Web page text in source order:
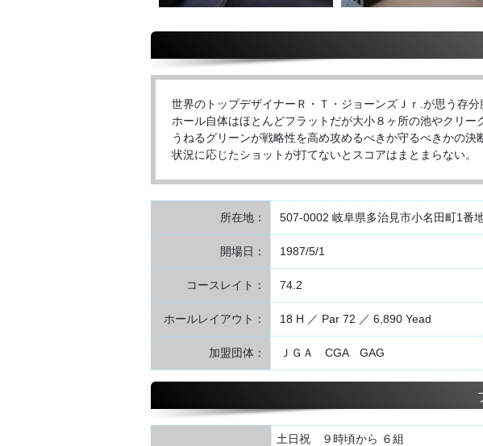
世界のトップデザイナーＲ・Ｔ・ジョーンズＪｒ.が思う存分
ホール自体はほとんどフラットだが大小８ヶ所の池やクリー
うねるグリーンが戦略性を高め攻めるべきか守るべきかの決
状況に応じたショットが打てないとスコアはまとまらない。
所在地： 507-0002 岐阜県多治見市小名田町1番
開場日： 1987/5/1
コースレイト： 74.2
ホールレイアウト： 18 H ／ Par 72 ／ 6,890 Yead
加盟団体： ＪＧＡ CGA GAG
土日祝 ９時頃から ６組